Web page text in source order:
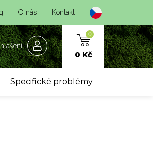
O nás Kontakt
0
0 Kč
Specifické problémy